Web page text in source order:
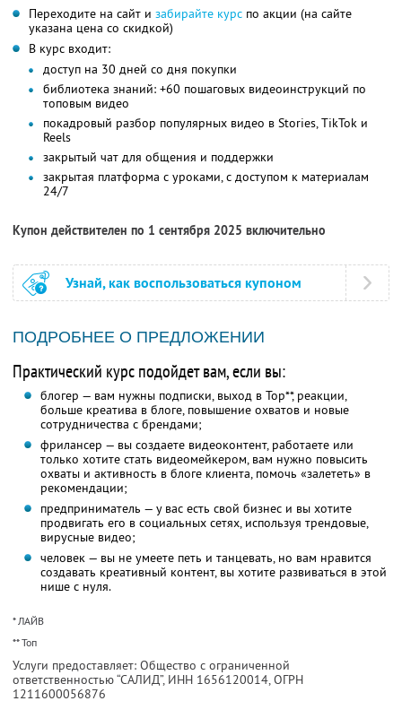
Переходите на сайт и забирайте курс по акции (на сайте
указана цена со скидкой)
В курс входит:
доступ на 30 дней со дня покупки
библиотека знаний: +60 пошаговых видеоинструкций по
топовым видео
покадровый разбор популярных видео в Stories, TikTok и
Reels
закрытый чат для общения и поддержки
закрытая платформа с уроками, с доступом к материалам
24/7
Купон действителен по 1 сентября 2025 включительно
Узнай, как воспользоваться купоном
ПОДРОБНЕЕ О ПРЕДЛОЖЕНИИ
Практический курс подойдет вам, если вы:
блогер — вам нужны подписки, выход в Top**, реакции,
больше креатива в блоге, повышение охватов и новые
сотрудничества с брендами;
фрилансер — вы создаете видеоконтент, работаете или
только хотите стать видеомейкером, вам нужно повысить
охваты и активность в блоге клиента, помочь «залететь» в
рекомендации;
предприниматель — у вас есть свой бизнес и вы хотите
продвигать его в социальных сетях, используя трендовые,
вирусные видео;
человек — вы не умеете петь и танцевать, но вам нравится
создавать креативный контент, вы хотите развиваться в этой
нише с нуля.
* ЛАЙВ
** Топ
Услуги предоставляет: Общество с ограниченной
ответственностью “САЛИД”, ИНН 1656120014, ОГРН
1211600056876